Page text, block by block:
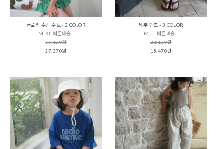
글로리 수읨 수트 - 2 COLOR
M, XL 빠른배송 !
39,100원
27,370원
세부 팬츠 - 3 COLOR
M,JL 빠른배송 !
22,100원
15,470원